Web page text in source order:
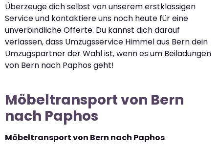
Überzeuge dich selbst von unserem erstklassigen
Service und kontaktiere uns noch heute für eine
unverbindliche Offerte. Du kannst dich darauf
verlassen, dass Umzugsservice Himmel aus Bern dein
Umzugspartner der Wahl ist, wenn es um Beiladungen
von Bern nach Paphos geht!
Möbeltransport von Bern
nach Paphos
Möbeltransport von Bern nach Paphos